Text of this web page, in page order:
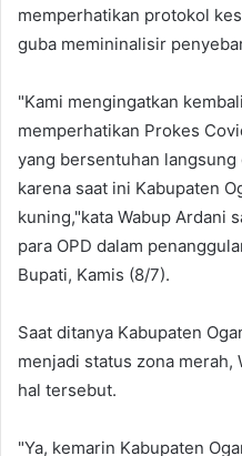
memperhatikan protokol
guba memininalisir
"Kami mengingatkan
memperhatikan Prokes
yang bersentuhan langsung
karena saat ini Kabupaten
kuning,"kata Wabup Ardani
para OPD dalam
Bupati, Kamis (8/7).
Saat ditanya Kabupaten
menjadi status zona merah,
hal tersebut.
"Ya, kemarin Kabupaten